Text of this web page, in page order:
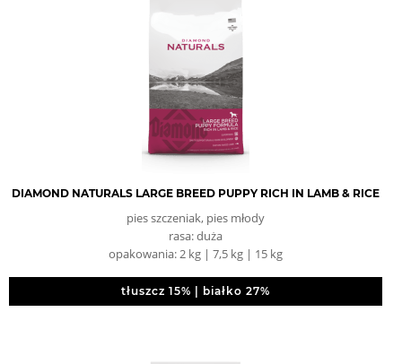
DIAMOND NATURALS LARGE BREED PUPPY RICH IN LAMB & RICE
pies szczeniak, pies młody
rasa: duża
opakowania: 2 kg | 7,5 kg | 15 kg
tłuszcz 15% | białko 27%